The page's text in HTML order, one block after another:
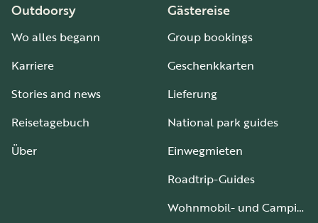
Outdoorsy
Wo alles begann
Karriere
Stories and news
Reisetagebuch
Über
Gästereise
Group bookings
Geschenkkarten
Lieferung
National park guides
Einwegmieten
Roadtrip-Guides
Wohnmobil- und Campingplätze